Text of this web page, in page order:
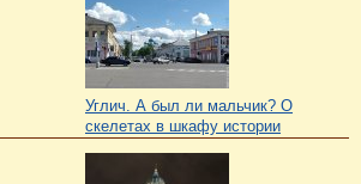
Углич. А был ли мальчик? О
скелетах в шкафу истории